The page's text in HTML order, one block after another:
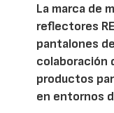
La marca de
reflectores
pantalones
colaboración
productos
en entornos